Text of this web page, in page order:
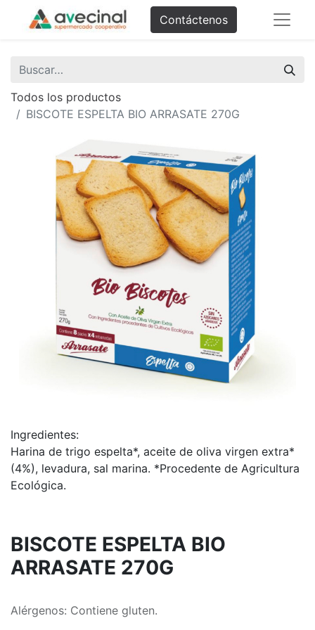
Contáctenos
Todos los productos
BISCOTE ESPELTA BIO ARRASATE 270G
Ingredientes:
Harina de trigo espelta*, aceite de oliva virgen extra*
(4%), levadura, sal marina. *Procedente de Agricultura
Ecológica.
BISCOTE ESPELTA BIO
ARRASATE 270G
Alérgenos: Contiene gluten.